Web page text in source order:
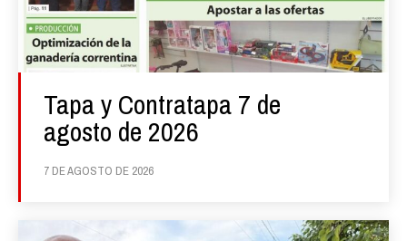
Tapa y Contratapa 7 de
agosto de 2026
7 DE AGOSTO DE 2026